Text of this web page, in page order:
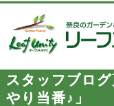
スタッフブロ
やり当番♪」